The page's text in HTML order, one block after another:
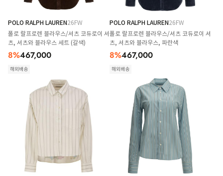
POLO RALPH LAUREN26FW
폴로 랄프로렌 블라우스/셔츠 코듀로이 셔
츠, 셔츠와 블라우스 세트 (갈색)
8%467,000
해외배송
POLO RALPH LAUREN26FW
폴로 랄프로렌 블라우스/셔츠 코듀로이 셔
츠, 셔츠와 블라우스, 파란색
8%467,000
해외배송